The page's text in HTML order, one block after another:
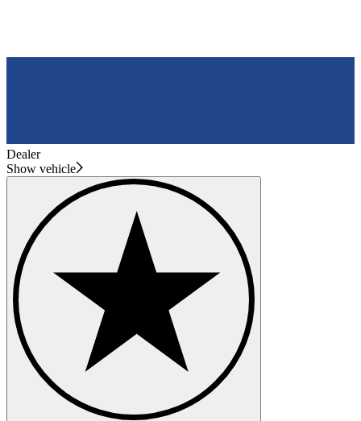
Dealer
Show vehicle